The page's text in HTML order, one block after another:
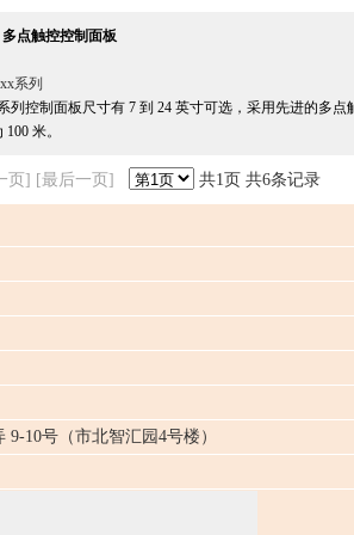
多点触控控制面板
系列
列控制面板尺寸有 7 到 24 英寸可选，采用先进的多
米。
页] [最后一页] 共1页 共6条记录
10号（市北智汇园4号楼）